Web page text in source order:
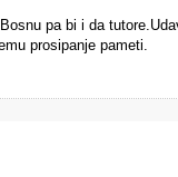
pa bi i da
prosipanje pameti.